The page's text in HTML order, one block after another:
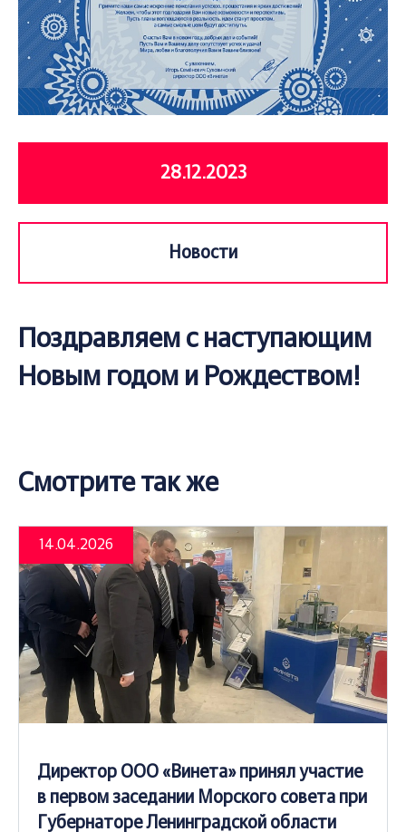
28.12.2023
Новости
Поздравляем с наступающим
Новым годом и Рождеством!
Смотрите так же
14.04.2026
Директор ООО «Винета» принял участие
в первом заседании Морского совета при
Губернаторе Ленинградской области